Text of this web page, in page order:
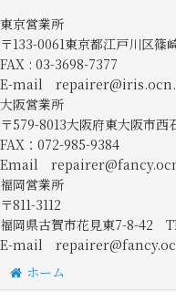
東京営業所
〒133-0061東京都江戸川区
FAX : 03-3698-7377
E-mail
大阪営業所
〒579-8013大阪府東大阪市
FAX：072-985-9384
Email
福岡営業所
〒811-3112
福岡県古賀市花見東7-8-42
E-mail
ホーム